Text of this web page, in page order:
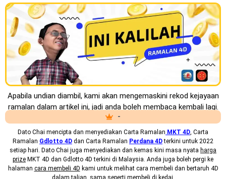
Apabila undian diambil, kami akan mengemaskini rekod kejayaan
ramalan dalam artikel ini, jadi anda boleh membaca kembali lagi.
-
Dato Chai mencipta dan menyediakan Carta Ramalan MKT 4D , Carta
Ramalan Gdlotto 4D dan Carta Ramalan Perdana 4Dterkini untuk 2022
setiap hari. Dato Chai juga menyediakan dan kemas kini masa nyata harga
prize MKT 4D dan Gdlotto 4D terkini di Malaysia. Anda juga boleh pergi ke
halaman cara membeli 4D kami untuk melihat cara membeli dan bertaruh 4D
dalam talian, sama seperti membeli di kedai.